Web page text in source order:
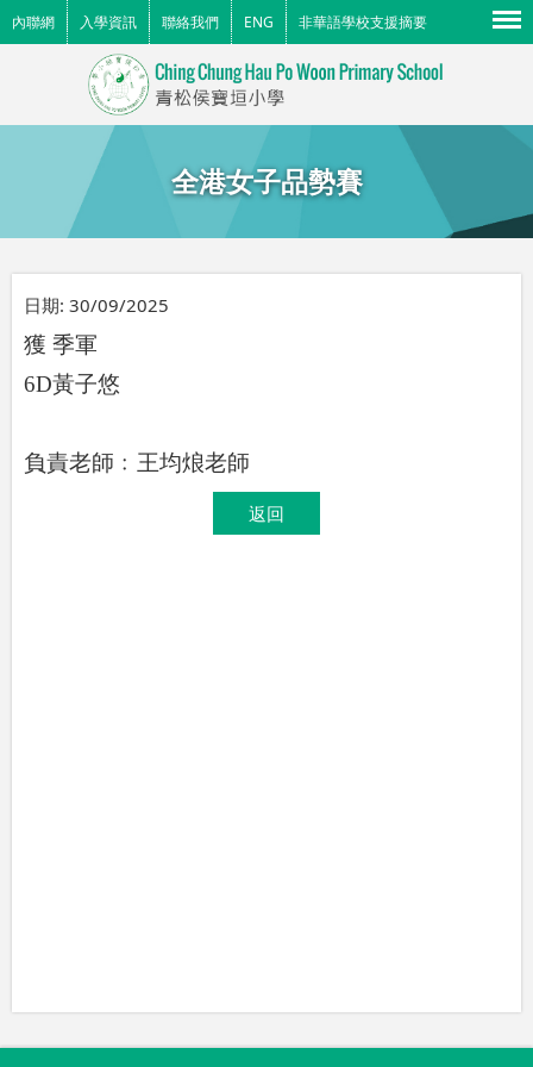
內聯網 入學資訊 聯絡我們 ENG 非華語學校支援摘要
全港女子品勢賽
Menu
日期: 30/09/2025
獲 季軍
6D黃子悠
負責老師﹕王均烺老師
返回